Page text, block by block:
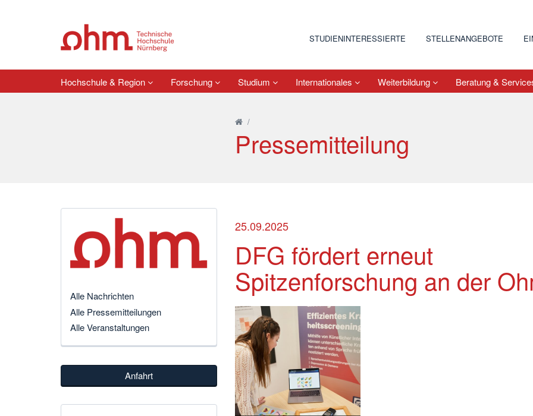
STUDIENINTERESSIERTE STELLENANGEBOTE
Hochschule & Region Forschung Studium Internationales Weiterbildung Beratung &
/
Pressemitteilung
25.09.2025
DFG fördert erneut
Spitzenforschung an der
Alle Nachrichten
Alle Pressemitteilungen
Alle Veranstaltungen
Anfahrt